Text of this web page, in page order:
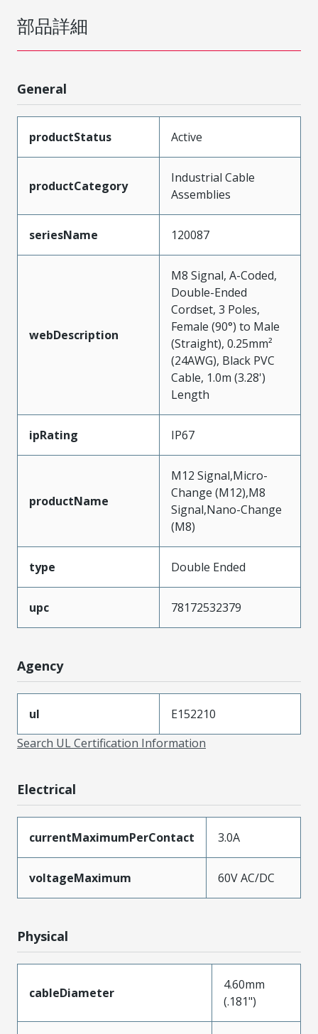
部品詳細
General
productStatus Active
productCategory
Industrial Cable
Assemblies
seriesName 120087
webDescription
M8 Signal, A-Coded,
Double-Ended
Cordset, 3 Poles,
Female (90°) to Male
(Straight), 0.25mm²
(24AWG), Black PVC
Cable, 1.0m (3.28')
Length
ipRating IP67
productName
M12 Signal,Micro-
Change (M12),M8
Signal,Nano-Change
(M8)
type Double Ended
upc 78172532379
Agency
ul
E152210
Search UL Certification Information
Electrical
currentMaximumPerContact 3.0A
voltageMaximum 60V AC/DC
Physical
cableDiameter
4.60mm
(.181")